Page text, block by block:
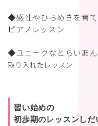
◆感性やひらめきを育
ピアノレッスン
◆ユニークなとらいあ
取り入れたレッスン
習い始めの
初歩期のレッスンしだ